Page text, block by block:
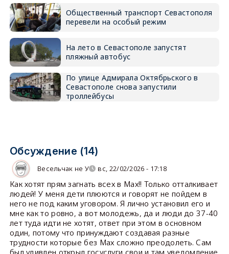
Общественный транспорт Севастополя
перевели на особый режим
На лето в Севастополе запустят
пляжный автобус
По улице Адмирала Октябрьского в
Севастополе снова запустили
троллейбусы
Обсуждение (14)
Весельчак не У вс, 22/02/2026 - 17:18
Как хотят прям загнать всех в Мах!! Только отталкивает
людей! У меня дети плюются и говорят не пойдем в
него не под каким уговором. Я лично установил его и
мне как то ровно, а вот молодежь, да и люди до 37-40
лет туда идти не хотят, ответ при этом в основном
один, потому что принуждают создавая разные
трудности которые без Мах сложно преодолеть. Сам
был удивлен открыл госуслуги свои и там уведомление